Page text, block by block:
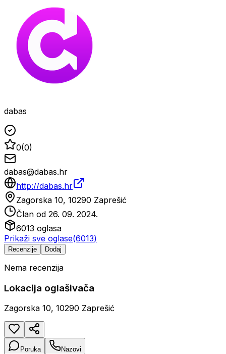
dabas
0(0)
dabas@dabas.hr
http://dabas.hr
Zagorska 10, 10290 Zaprešić
Član od 26. 09. 2024.
6013 oglasa
Prikaži sve oglase(6013)
Recenzije Dodaj
Nema recenzija
Lokacija oglašivača
Zagorska 10, 10290 Zaprešić
Poruka Nazovi